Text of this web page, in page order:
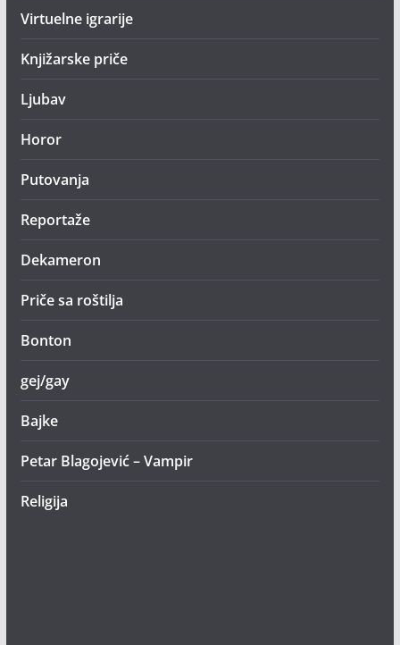
Virtuelne igrarije
Knjižarske priče
Ljubav
Horor
Putovanja
Reportaže
Dekameron
Priče sa roštilja
Bonton
gej/gay
Bajke
Petar Blagojević – Vampir
Religija